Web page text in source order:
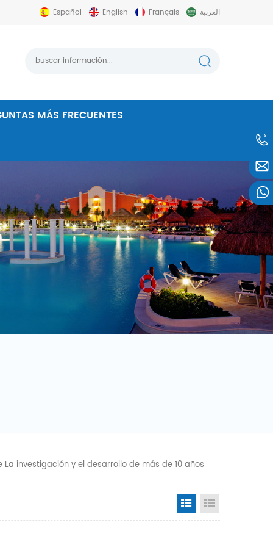
Español English Français العربية
MÁS FRECUENTES
investigación y el desarrollo de más de 10 años
Grid View